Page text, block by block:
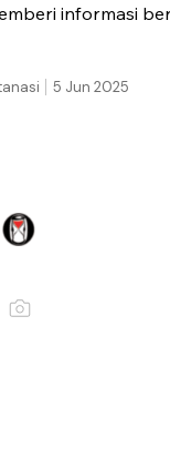
informasi
5 Jun 2025